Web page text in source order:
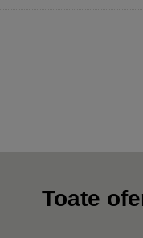
Toate